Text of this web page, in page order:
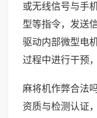
或无线信号与手
型等指令，发送
驱动内部微型电
过程中进行干预
麻将机作弊合法
资质与检测认证